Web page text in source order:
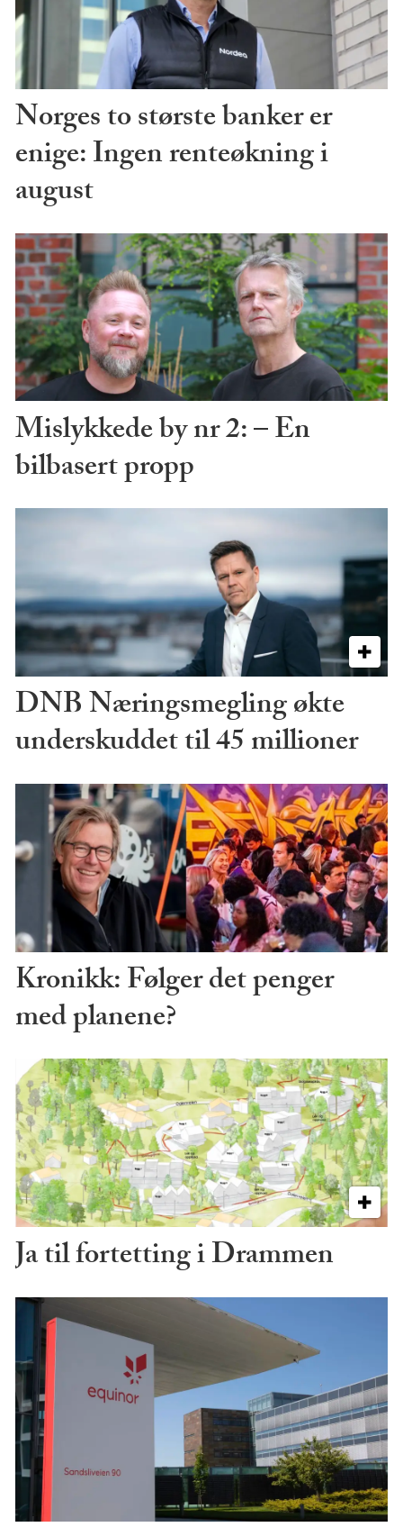
Norges to største banker er
enige: Ingen renteøkning i
august
Mislykkede by nr 2: – En
bilbasert propp
DNB Næringsmegling økte
underskuddet til 45 millioner
Kronikk: Følger det penger
med planene?
Ja til fortetting i Drammen